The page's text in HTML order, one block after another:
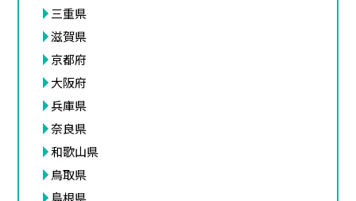
三重県
滋賀県
京都府
大阪府
兵庫県
奈良県
和歌山県
鳥取県
島根県